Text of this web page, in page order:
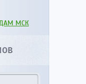
МСК